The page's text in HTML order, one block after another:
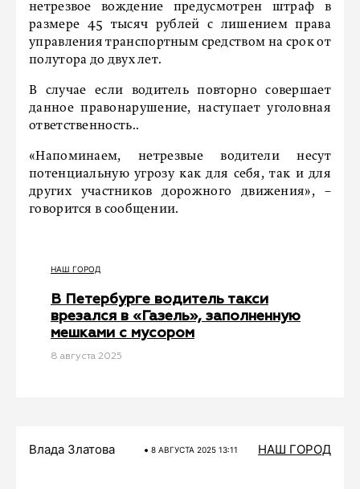
нетрезвое вождение предусмотрен штраф в
размере 45 тысяч рублей с лишением права
управления транспортным средством на срок от
полутора до двух лет.
В случае если водитель повторно совершает
данное правонарушение, наступает уголовная
ответственность..
«Напоминаем, нетрезвые водители несут
потенциальную угрозу как для себя, так и для
других участников дорожного движения», –
говорится в сообщении.
НАШ ГОРОД
В Петербурге водитель такси
врезался в «Газель», заполненную
мешками с мусором
8 августа 2025
Влада Златова 8 АВГУСТА 2025 13:11 НАШ ГОРОД